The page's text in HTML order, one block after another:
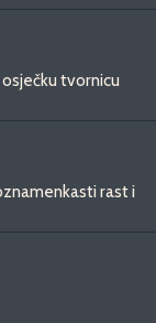
tvornicu
rast i